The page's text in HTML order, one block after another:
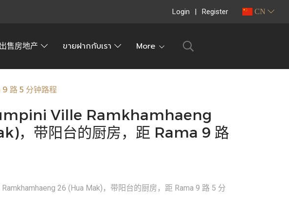
Login Register CN
售房地产 ขายฝากกับเรา More
路 5 分钟路程
Ville Ramkhamhaeng
，带阳台的厨房，距 Rama 9 路
26 (Hua Mak)，带阳台的厨房，距 Rama 9 路 5 分